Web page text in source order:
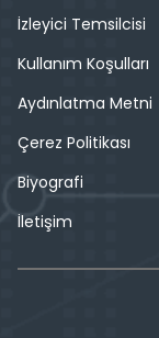
İzleyici Temsilcisi
Kullanım Koşulları
Aydınlatma Metni
Çerez Politikası
Biyografi
İletişim